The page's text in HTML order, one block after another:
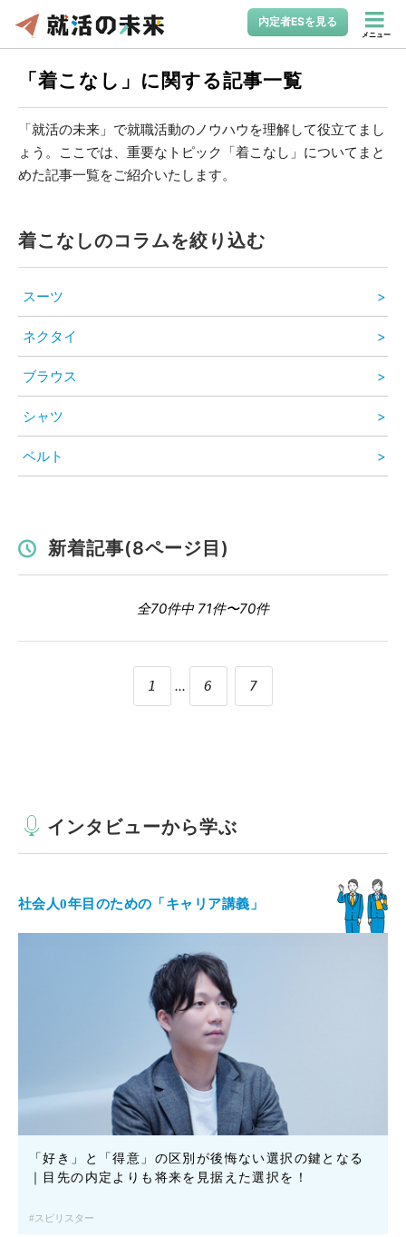
内定者ESを見る
メニュー
「着こなし」に関する記事一覧
「就活の未来」で就職活動のノウハウを理解して役立てまし
ょう。ここでは、重要なトピック「着こなし」についてまと
めた記事一覧をご紹介いたします。
着こなしのコラムを絞り込む
スーツ
ネクタイ
ブラウス
シャツ
ベルト
新着記事(8ページ目)
全70件中 71件〜70件
1 ... 6 7
インタビューから学ぶ
社会人0年目のための「キャリア講義」
「好き」と「得意」の区別が後悔ない選択の鍵となる
｜目先の内定よりも将来を見据えた選択を！
スピリスター